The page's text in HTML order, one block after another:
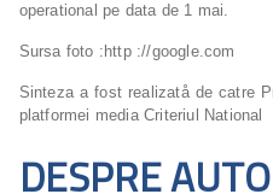
operational pe data de 1 mai.
Sursa foto :http ://google.com
Sinteza a fost realizatå de catre
platformei media Criteriul National
DESPRE